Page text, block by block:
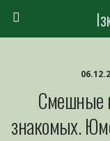
Смешные
знакомых.